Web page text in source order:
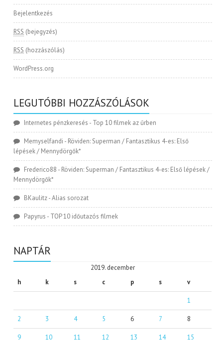
Bejelentkezés
RSS (bejegyzés)
RSS (hozzászólás)
WordPress.org
LEGUTÓBBI HOZZÁSZÓLÁSOK
Internetes pénzkeresés - Top 10 filmek az űrben
Memyselfandi - Röviden: Superman / Fantasztikus 4-es: Első
lépések / Mennydörgők*
Frederico88 - Röviden: Superman / Fantasztikus 4-es: Első lépések /
Mennydörgők*
BKaulitz-Alias sorozat
Papyrus - TOP 10 időutazós filmek
NAPTÁR
2019. december
h
k s c p s v
1
2 3 4 5 6 7 8
9 10 11 12 13 14 15